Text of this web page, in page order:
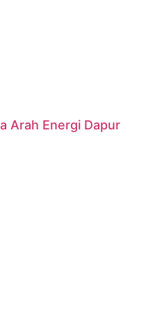
Arah Energi Dapur